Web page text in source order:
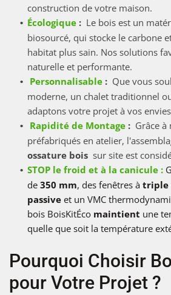
construction de votre maison.
Écologique : Le bois est un
biosourcé, qui stocke le carbone
habitat plus sain. Nos solutions
naturelle et performante.
Personnalisable : Que vous
moderne, un chalet traditionnel
adaptons votre projet à vos
Rapidité de Montage : Grâce à
préfabriqués en atelier,
ossature bois sur site est
STOP le froid et à la canicule :
de 350 mm, des fenêtres à triple
passive et un VMC
bois BoisKitÉco maintient une
quelle que soit la température
Pourquoi Choisir
pour Votre Projet ?